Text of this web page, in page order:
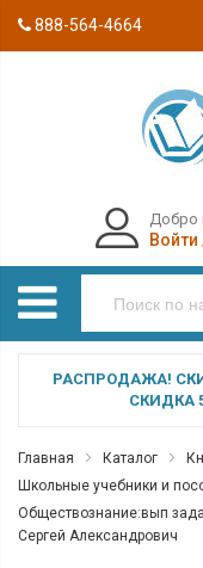
888-564-4664
Добро
Войти
РАСПРОДАЖА!
СКИДКА
Главная Каталог
Школьные учебники и
Обществознание:вып
Сергей Александрович